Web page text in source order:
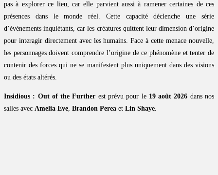
pas à explorer ce lieu, car elle parvient aussi à ramener certaines de ces
présences dans le monde réel. Cette capacité déclenche une série
d’événements inquiétants, car les créatures quittent leur dimension d’origine
pour interagir directement avec les humains. Face à cette menace nouvelle,
les personnages doivent comprendre l’origine de ce phénomène et tenter de
contenir des forces qui ne se manifestent plus uniquement dans des visions
ou des états altérés.
Insidious : Out of the Further est prévu pour le 19 août 2026 dans nos
salles avec Amelia Eve, Brandon Perea et Lin Shaye.